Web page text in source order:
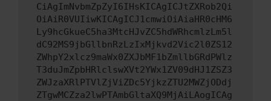
CiAgImNvbmZpZyI6IHsKICAgICJtZXRob2Qi
OiAiR0VUIiwKICAgICJ1cmwiOiAiaHR0cHM6
Ly9hcGkueC5ha3MtcHJvZC5hdWRhcmlzLm5l
dC92MS9jbGllbnRzLzIxMjkvd2Vic2l0ZS12
ZWhpY2xlcz9maWx0ZXJbMF1bZmllbGRdPWlz
T3duJmZpbHRlclswXVt2YWx1ZV09dHJ1ZSZ3
ZWJzaXRlPTVlZjViZDc5YjkzZTU2MWZjODdj
ZTgwMCZza2lwPTAmbGltaXQ9MjAiLAogICAg